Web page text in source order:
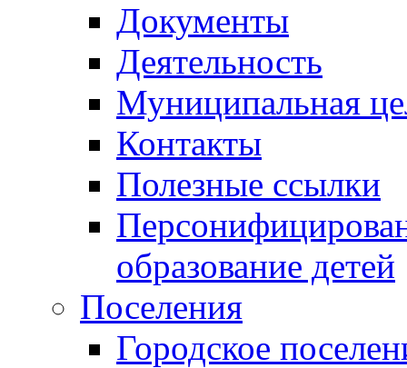
Документы
Деятельность
Муниципальная
Контакты
Полезные ссылки
образование детей
Поселения
Городское